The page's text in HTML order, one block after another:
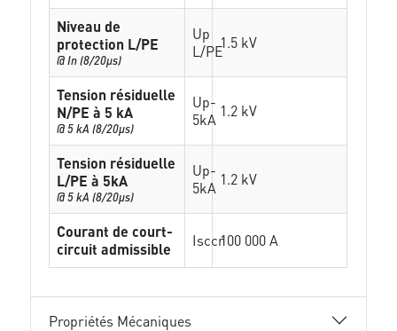
Niveau de
protection L/PE
@ In (8/20µs)
Up
L/PE1.5 kV
Tension résiduelle
N/PE à 5 kA
@ 5 kA (8/20µs)
Up-
5kA 1.2 kV
Tension résiduelle
L/PE à 5kA
@ 5 kA (8/20µs)
Up-
5kA 1.2 kV
Courant de court-
circuit admissible
Isccr100 000 A
Propriétés Mécaniques